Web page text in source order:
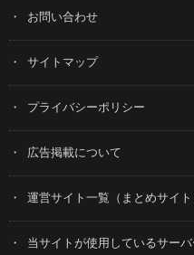
お問い合わせ
サイトマップ
プライバシーポリシー
広告掲載について
運営サイト一覧（まとめサイト
当サイトが使用しているサーバ